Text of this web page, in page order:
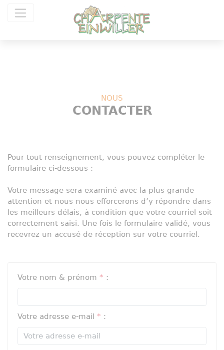
NOUS
CONTACTER
Pour tout renseignement, vous pouvez compléter le
formulaire ci-dessous :
Votre message sera examiné avec la plus grande
attention et nous nous efforcerons d’y répondre dans
les meilleurs délais, à condition que votre courriel soit
correctement saisi. Une fois le formulaire validé, vous
recevrez un accusé de réception sur votre courriel.
Votre nom & prénom * :
Votre adresse e-mail * :
Panneau de gestion des cookies